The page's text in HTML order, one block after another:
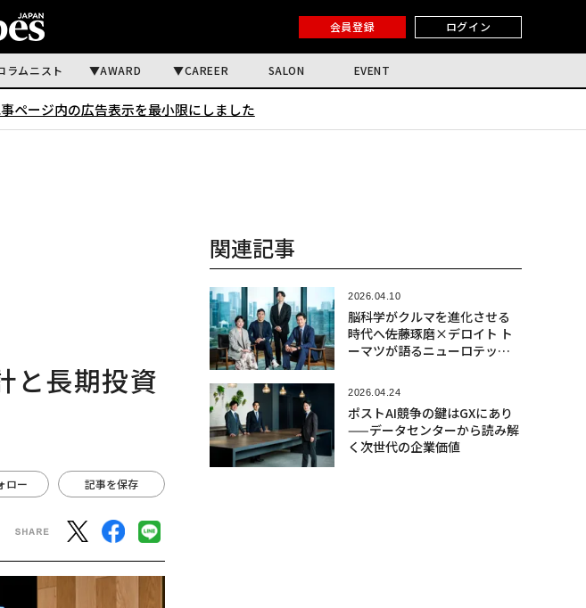
会員登録 ログイン
ラムニスト AWARD CAREER SALON EVENT
ページ内の広告表示を最小限にしました
と長期投資
ロー 記事を保存
関連記事
2026.04.10
脳科学がクルマを進化させる
時代へ――佐藤琢磨×デロイト ト
ーマツが語るニューロテック
2026.04.24
ポストAI競争の鍵はGXにあり
——データセンターから読み解
く次世代の企業価値